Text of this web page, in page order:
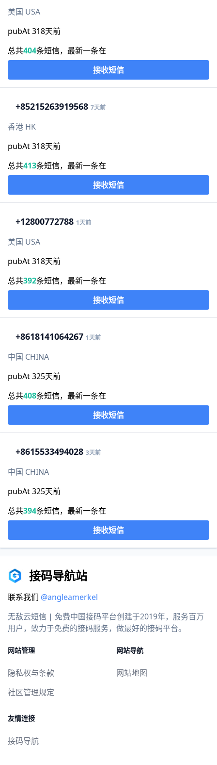
美国 USA
pubAt 318天前
总共404条短信，最新一条在
接收短信
+85215263919568 7天前
香港 HK
pubAt 318天前
总共413条短信，最新一条在
接收短信
+12800772788 1天前
美国 USA
pubAt 318天前
总共392条短信，最新一条在
接收短信
+8618141064267 1天前
中国 CHINA
pubAt 325天前
总共408条短信，最新一条在
接收短信
+8615533494028 3天前
中国 CHINA
pubAt 325天前
总共394条短信，最新一条在
接收短信
接码导航站
联系我们 @angleamerkel
无敌云短信 | 免费中国接码平台创建于2019年，服务百万
用户，致力于免费的接码服务，做最好的接码平台。
网站管理
隐私权与条款
社区管理规定
网站导航
网站地图
友情连接
接码导航